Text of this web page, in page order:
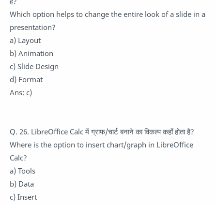
Which option helps to change the entire look of a slide in a
presentation?
a) Layout
b) Animation
c) Slide Design
d) Format
Ans: c)
Q. 26. LibreOffice Calc में ग्राफ/चार्ट बनाने का विकल्प कहाँ होता है?
Where is the option to insert chart/graph in LibreOffice
Calc?
a) Tools
b) Data
c) Insert